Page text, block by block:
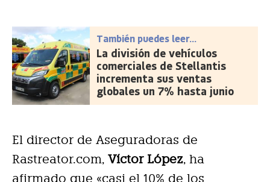
También puedes leer...
La división de vehículos
comerciales de Stellantis
incrementa sus ventas
globales un 7% hasta junio
El director de Aseguradoras de
Rastreator.com, Víctor López, ha
afirmado que «casi el 10% de los